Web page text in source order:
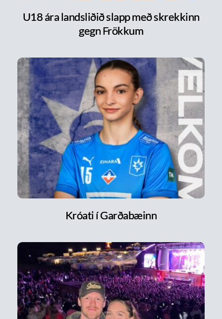
U18 ára landsliðið slapp með skrekkinn
gegn Frökkum
Króati í Garðabæinn